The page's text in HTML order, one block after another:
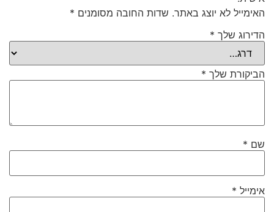
האימייל לא יוצג באתר. שדות החובה מסומנים *
הדירוג שלך *
הביקורת שלך *
שם *
אימייל *